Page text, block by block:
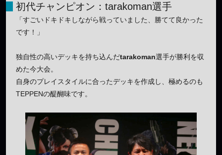
初代チャンピオン：tarakoman選手
「すごいドキドキしながら戦っていました、勝てて良かった
です！」
独自性の高いデッキを持ち込んだtarakoman選手が勝利を収
めた今大会。
自身のプレイスタイルに合ったデッキを作成し、極めるのも
TEPPENの醍醐味です。